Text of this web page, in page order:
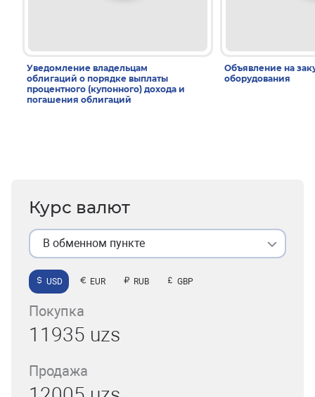
Уведомление владельцам
облигаций о порядке выплаты
процентного (купонного) дохода и
погашения облигаций
Объявление на
оборудования
Курс валют
В обменном пункте
USD EUR RUB GBP
Покупка
11935 uzs
Продажа